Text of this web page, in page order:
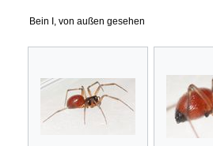
Bein I, von außen gesehen